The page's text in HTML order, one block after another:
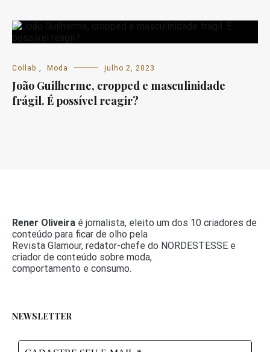
Collab , Moda julho 2, 2023
João Guilherme, cropped e masculinidade
frágil. É possível reagir?
Rener Oliveira é jornalista, eleito um dos 10 criadores de
conteúdo para ficar de olho pela
Revista Glamour, redator-chefe do NORDESTESSE e
criador de conteúdo sobre moda,
comportamento e consumo.
NEWSLETTER
CADASTRE